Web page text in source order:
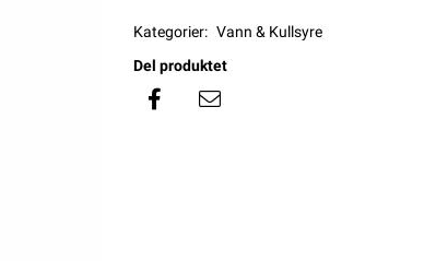
Kategorier: Vann & Kullsyre
Del produktet